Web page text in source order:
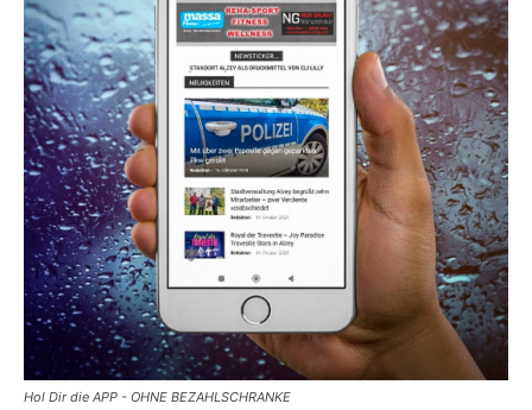
Hol Dir die APP - OHNE BEZAHLSCHRANKE